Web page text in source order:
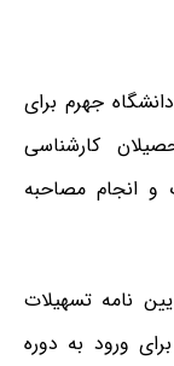
جهرم برای
کارشناسی
و انجام مصاحبه
نامه تسهیلات
ورود به دوره